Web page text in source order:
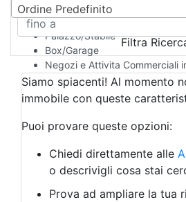
Camera d'Albergo
Multiproprietà
Palazzo/Stabile
Box/Garage
Negozi e Attivita Commerciali
Qualsiasi
Attività/Licenza Commerciale
Azienda Agricola
Bar/Ristorante
Albergo
Laboratorio Artigianale
Negozio/locale commerciale
Agriturismo
Ordine Predefinito
Filtra
Siamo spiacenti! Al momento
immobile con queste
Puoi provare queste opzioni:
Chiedi direttamente alle
o descrivigli cosa stai
Prova ad ampliare la tua